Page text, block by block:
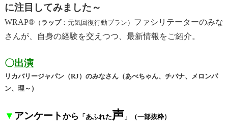
に注目してみました～
WRAP®（ ラップ：元気回復行動プラン） ファシリテーターのみな
さんが、自身の経験を交えつつ、最新情報をご紹介。
〇出演
リカバリージャパン（RJ）のみなさん（あべちゃん、チバナ、メロンパ
ン、理～）
▼ アンケートから 「あふれた声 」 （一部抜粋）